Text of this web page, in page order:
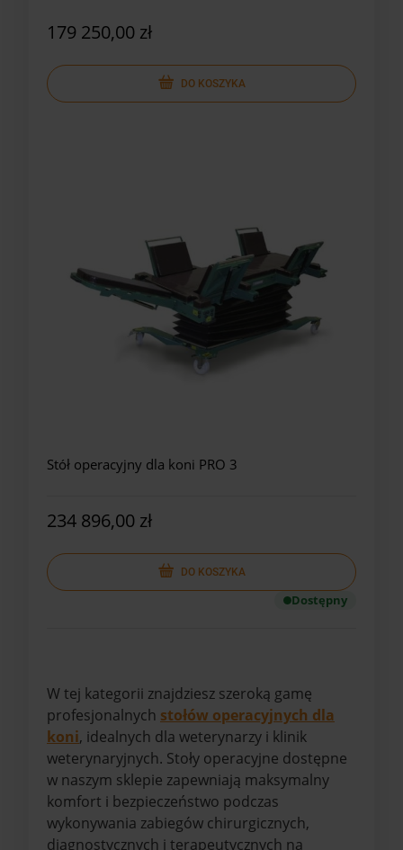
179 250,00 zł
DO KOSZYKA
Stół operacyjny dla koni PRO 3
234 896,00 zł
DO KOSZYKA
Dostępny
W tej kategorii znajdziesz szeroką gamę
profesjonalnych stołów operacyjnych dla
koni, idealnych dla weterynarzy i klinik
weterynaryjnych. Stoły operacyjne dostępne
w naszym sklepie zapewniają maksymalny
komfort i bezpieczeństwo podczas
wykonywania zabiegów chirurgicznych,
diagnostycznych i terapeutycznych na